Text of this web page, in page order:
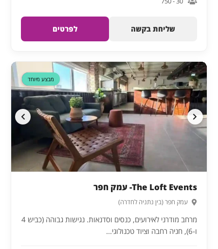
שליחת בקשה לפרטים
דקה 90
מבצע מיוחד
The Loft Events- עמק חפר
עמק חפר (בין נתניה לחדרה)
מרחב מודרני לאירועים, כנסים וסדנאות. נגישות גבוהה (כביש 4
ו-6), חניה רחבה וציוד טכנולוגי...